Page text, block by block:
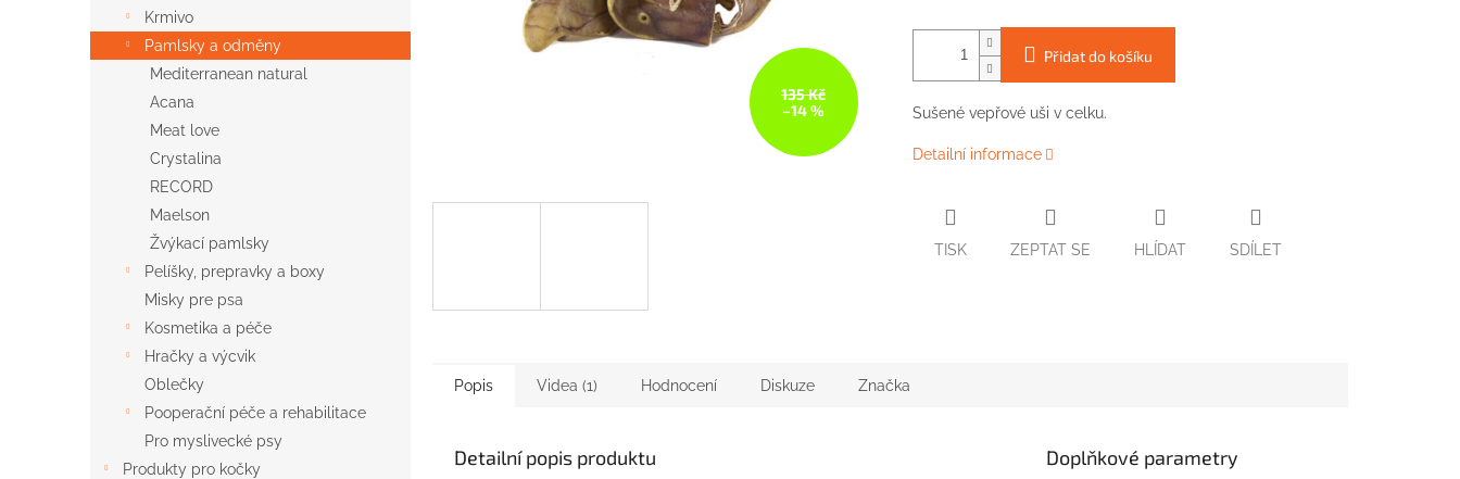
e
l
Krmivo
Pamlsky a odměny
Mediterranean natural
Acana
Meat love
Crystalina
RECORD
Maelson
Žvýkací pamlsky
Pelíšky, prepravky a boxy
Misky pre psa
Kosmetika a péče
Hračky a výcvik
Oblečky
Pooperační péče a rehabilitace
Pro myslivecké psy
Produkty pro kočky
135 Kč
–14 %
Přidat do košíku
Sušené vepřové uši v celku.
Detailní informace
TISK ZEPTAT SE HLÍDAT SDÍLET
Popis Videa (1) Hodnocení Diskuze Značka
Detailní popis produktu Doplňkové parametry